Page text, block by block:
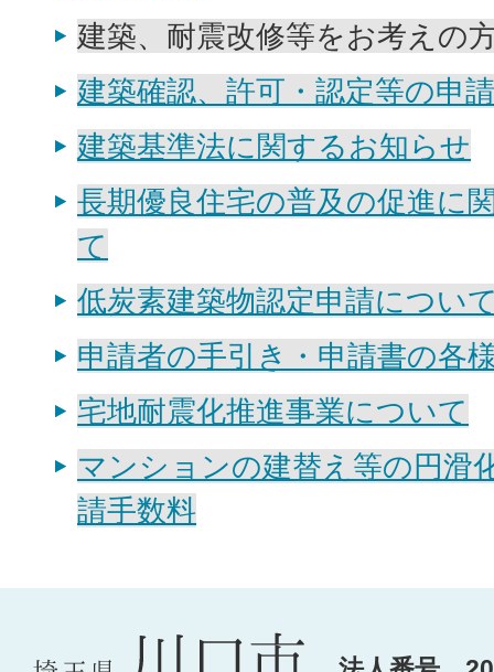
建築、耐震改修等をお考えの
建築確認、許可・認定等の申
建築基準法に関するお知らせ
長期優良住宅の普及の促進に
て
低炭素建築物認定申請につい
申請者の手引き・申請書の各
宅地耐震化推進事業について
マンションの建替え等の円滑
請手数料